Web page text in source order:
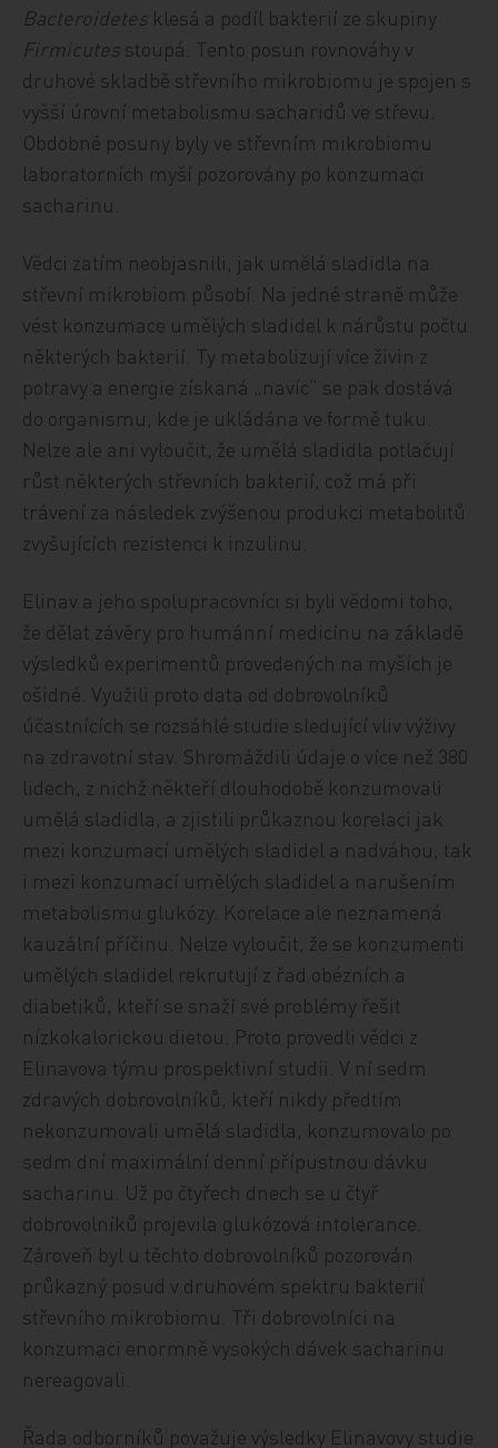
Bacteroidetes klesá a podíl bakterií ze skupiny
Firmicutes stoupá. Tento posun rovnováhy v
druhové skladbě střevního mikrobiomu je spojen s
vyšší úrovní metabolismu sacharidů ve střevu.
Obdobné posuny byly ve střevním mikrobiomu
laboratorních myší pozorovány po konzumaci
sacharinu.
Vědci zatím neobjasnili, jak umělá sladidla na
střevní mikrobiom působí. Na jedné straně může
vést konzumace umělých sladidel k nárůstu počtu
některých bakterií. Ty metabolizují více živin z
potravy a energie získaná „navíc“ se pak dostává
do organismu, kde je ukládána ve formě tuku.
Nelze ale ani vyloučit, že umělá sladidla potlačují
růst některých střevních bakterií, což má při
trávení za následek zvýšenou produkci metabolitů
zvyšujících rezistenci k inzulinu.
Elinav a jeho spolupracovníci si byli vědomi toho,
že dělat závěry pro humánní medicínu na základě
výsledků experimentů provedených na myších je
ošidné. Využili proto data od dobrovolníků
účastnících se rozsáhlé studie sledující vliv výživy
na zdravotní stav. Shromáždili údaje o více než 380
lidech, z nichž někteří dlouhodobě konzumovali
umělá sladidla, a zjistili průkaznou korelaci jak
mezi konzumací umělých sladidel a nadváhou, tak
i mezi konzumací umělých sladidel a narušením
metabolismu glukózy. Korelace ale neznamená
kauzální příčinu. Nelze vyloučit, že se konzumenti
umělých sladidel rekrutují z řad obézních a
diabetiků, kteří se snaží své problémy řešit
nízkokalorickou dietou. Proto provedli vědci z
Elinavova týmu prospektivní studii. V ní sedm
zdravých dobrovolníků, kteří nikdy předtím
nekonzumovali umělá sladidla, konzumovalo po
sedm dní maximální denní přípustnou dávku
sacharinu. Už po čtyřech dnech se u čtyř
dobrovolníků projevila glukózová intolerance.
Zároveň byl u těchto dobrovolníků pozorován
průkazný posud v druhovém spektru bakterií
střevního mikrobiomu. Tři dobrovolníci na
konzumaci enormně vysokých dávek sacharinu
nereagovali.
Řada odborníků považuje výsledky Elinavovy studie